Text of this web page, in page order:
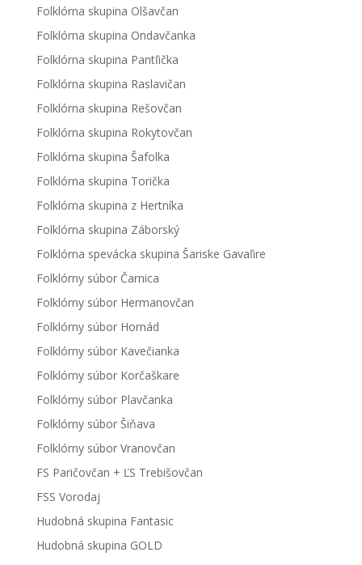
Folklórna skupina Olšavčan
Folklórna skupina Ondavčanka
Folklórna skupina Pantľička
Folklórna skupina Raslavičan
Folklórna skupina Rešovčan
Folklórna skupina Rokytovčan
Folklórna skupina Šafolka
Folklórna skupina Torička
Folklórna skupina z Hertníka
Folklórna skupina Záborský
Folklórna spevácka skupina Šariske Gavaľire
Folklórny súbor Čarnica
Folklórny súbor Hermanovčan
Folklórny súbor Hornád
Folklórny súbor Kavečianka
Folklórny súbor Korčaškare
Folklórny súbor Plavčanka
Folklórny súbor Šiňava
Folklórny súbor Vranovčan
FS Paričovčan + ĽS Trebišovčan
FSS Vorodaj
Hudobná skupina Fantasic
Hudobná skupina GOLD